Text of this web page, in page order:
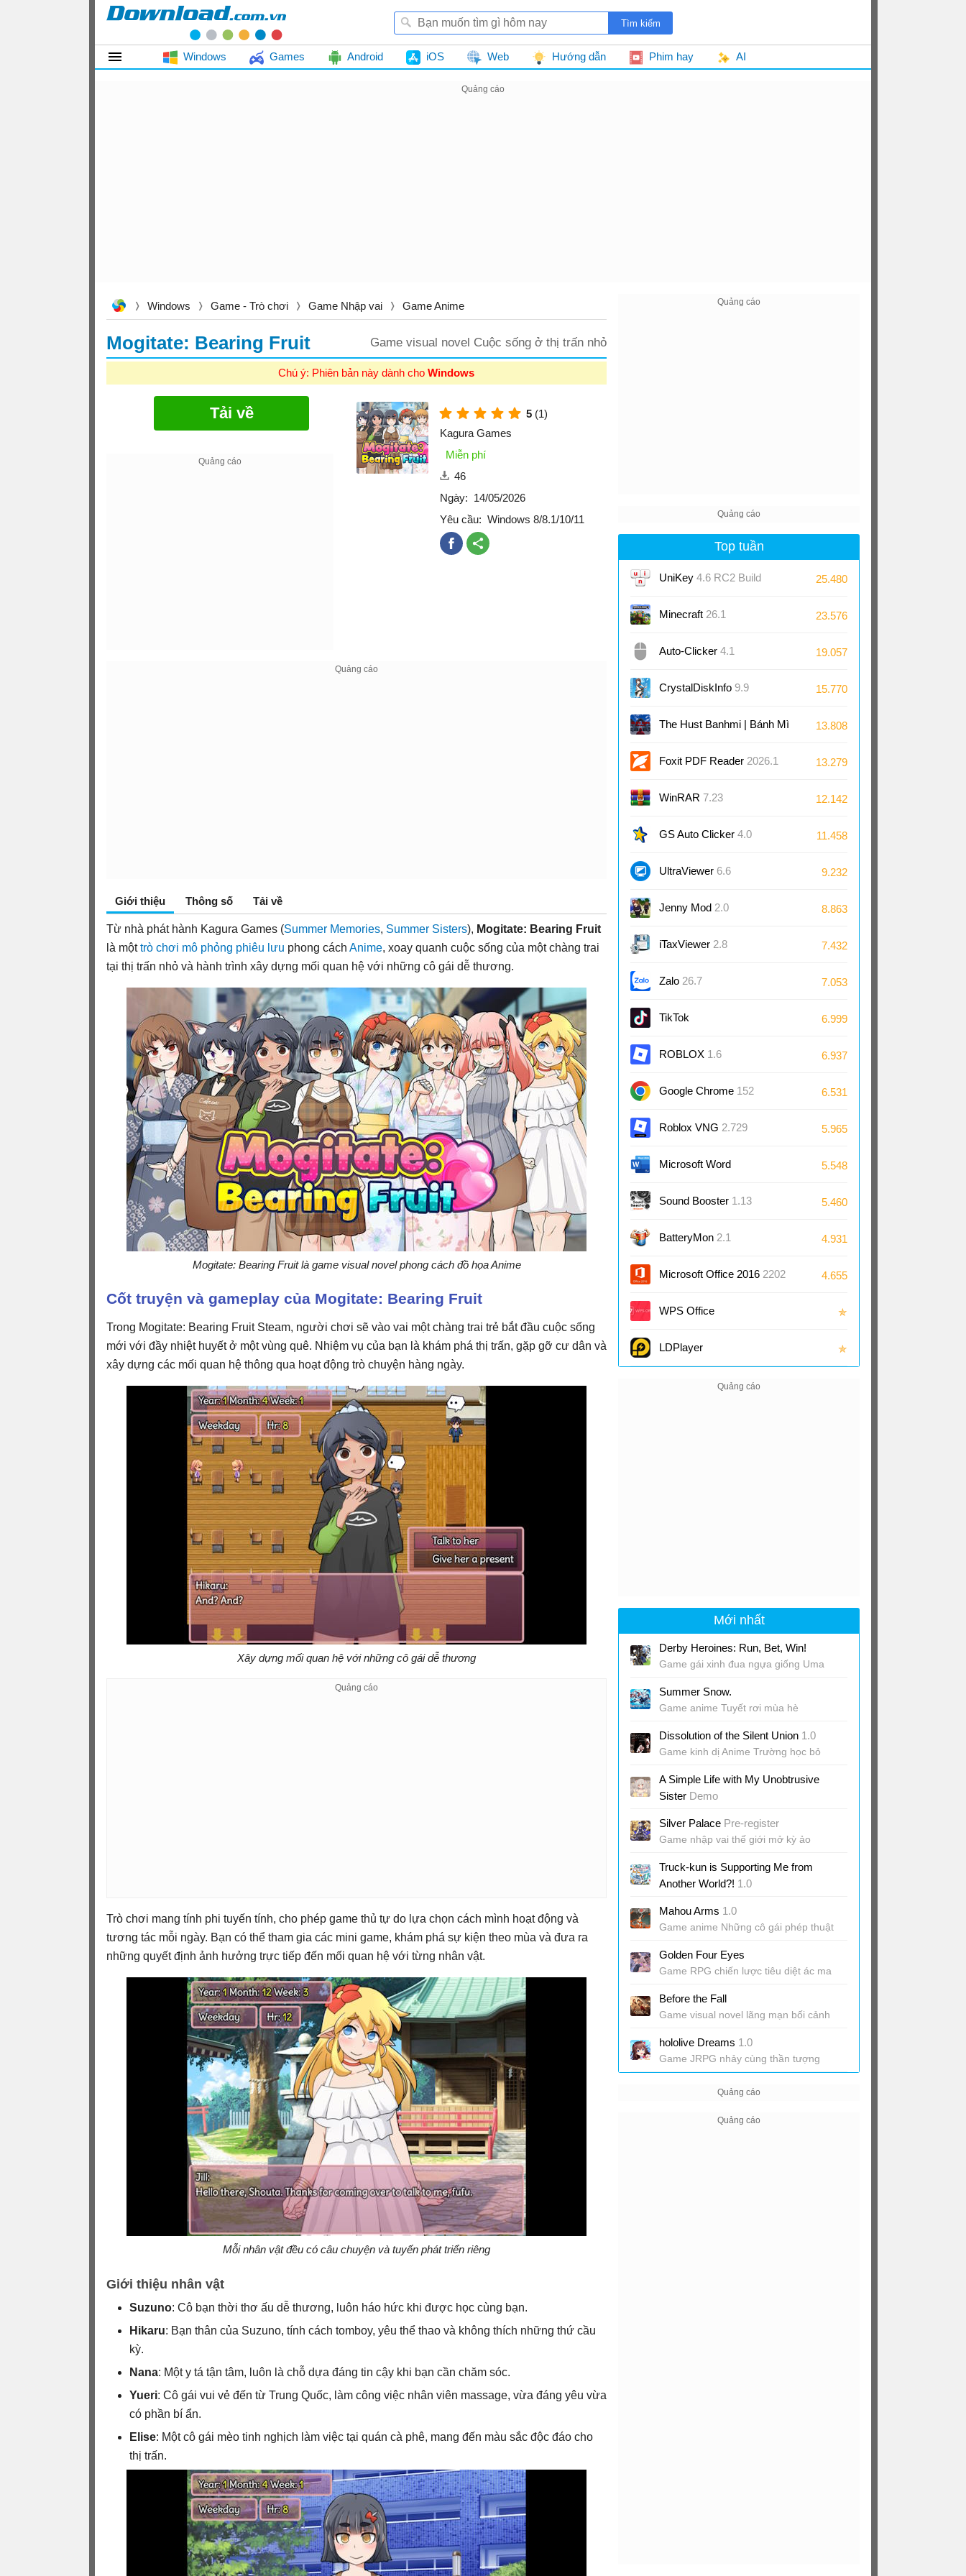
Windows Games Android iOS Web Hướng dẫn Phim hay AI
Windows Game - Trò chơi Game Nhập vai Game Anime
Mogitate: Bearing Fruit Game visual novel Cuộc sống ở thị trấn nhỏ
Chú ý: Phiên bản này dành cho Windows
Tải về 5 (1)
Kagura Games
Miễn phí
46
Ngày: 14/05/2026
Yêu cầu: Windows 8/8.1/10/11
Giới thiệu Thông số Tải về
Từ nhà phát hành Kagura Games (Summer Memories, Summer Sisters), Mogitate: Bearing Fruit
là mộttrò chơi mô phỏng phiêu lưu phong cách Anime, xoay quanh cuộc sống của một chàng trai
tại thị trấn nhỏ và hành trình xây dựng mối quan hệ với những cô gái dễ thương.
Mogitate: Bearing Fruit là game visual novel phong cách đồ họa Anime
Cốt truyện và gameplay của Mogitate: Bearing Fruit
Trong Mogitate: Bearing Fruit Steam, người chơi sẽ vào vai một chàng trai trẻ bắt đầu cuộc sống
mới với đầy nhiệt huyết ở một vùng quê. Nhiệm vụ của bạn là khám phá thị trấn, gặp gỡ cư dân và
xây dựng các mối quan hệ thông qua hoạt động trò chuyện hàng ngày.
Xây dựng mối quan hệ với những cô gái dễ thương
Trò chơi mang tính phi tuyến tính, cho phép game thủ tự do lựa chọn cách mình hoạt động và
tương tác mỗi ngày. Bạn có thể tham gia các mini game, khám phá sự kiện theo mùa và đưa ra
những quyết định ảnh hưởng trực tiếp đến mối quan hệ với từng nhân vật.
Mỗi nhân vật đều có câu chuyện và tuyến phát triển riêng
Giới thiệu nhân vật
Suzuno: Cô bạn thời thơ ấu dễ thương, luôn háo hức khi được học cùng bạn.
Hikaru: Bạn thân của Suzuno, tính cách tomboy, yêu thể thao và không thích những thứ cầu
kỳ.
Nana: Một y tá tận tâm, luôn là chỗ dựa đáng tin cậy khi bạn cần chăm sóc.
Yueri: Cô gái vui vẻ đến từ Trung Quốc, làm công việc nhân viên massage, vừa đáng yêu vừa
có phần bí ẩn.
Elise: Một cô gái mèo tinh nghịch làm việc tại quán cà phê, mang đến màu sắc độc đáo cho
thị trấn.
Top tuần
UniKey 4.6 RC2 Build
230919
25.480
Minecraft 26.1 23.576
Auto-Clicker 4.1 19.057
CrystalDiskInfo 9.9 15.770
The Hust Banhmi | Bánh Mì
Bách Khoa
13.808
Foxit PDF Reader 2026.1 13.279
WinRAR 7.23 12.142
GS Auto Clicker 4.0 11.458
UltraViewer 6.6 9.232
Jenny Mod 2.0 8.863
iTaxViewer 2.8 7.432
Zalo 26.7 7.053
TikTok 6.999
ROBLOX 1.6 6.937
Google Chrome 152 6.531
Roblox VNG 2.729 5.965
Microsoft Word
2024/2021/2019/2016
5.548
Sound Booster 1.13 5.460
BatteryMon 2.1 4.931
Microsoft Office 2016 2202
(16.0
4.655
WPS Office ✯
LDPlayer ✯
Mới nhất
Derby Heroines: Run, Bet, Win!
Game gái xinh đua ngựa giống Uma
Summer Snow.
Game anime Tuyết rơi mùa hè
Dissolution of the Silent Union 1.0
Game kinh dị Anime Trường học bỏ
A Simple Life with My Unobtrusive
Sister Demo
Silver Palace Pre-register
Game nhập vai thế giới mở kỳ ảo
Truck-kun is Supporting Me from
Another World?! 1.0
phố
Mahou Arms 1.0
Game anime Những cô gái phép thuật
Golden Four Eyes
Game RPG chiến lược tiêu diệt ác ma
Before the Fall
Game visual novel lãng mạn bối cảnh
hololive Dreams 1.0
Game JRPG nhảy cùng thần tượng
hololive